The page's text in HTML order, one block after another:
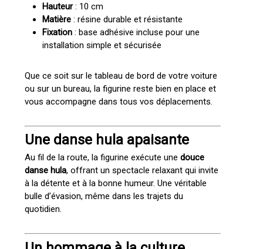
Hauteur: 10 cm
Matière: résine durable et résistante
Fixation: base adhésive incluse pour une
installation simple et sécurisée
Que ce soit sur le tableau de bord de votre voiture
ou sur un bureau, la figurine reste bien en place et
vous accompagne dans tous vos déplacements.
Une danse hula apaisante
Au fil de la route, la figurine exécute une douce
danse hula, offrant un spectacle relaxant qui invite
à la détente et à la bonne humeur. Une véritable
bulle d’évasion, même dans les trajets du
quotidien.